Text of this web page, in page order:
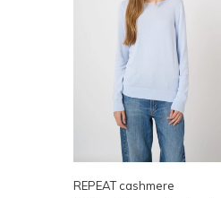
REPEAT cashmere